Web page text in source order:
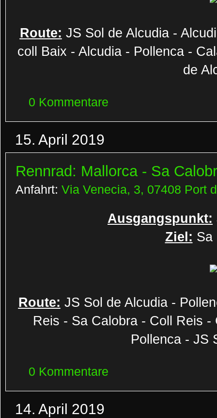
Route: JS Sol de Alcudia -
coll Baix - Alcudia - Pollenca -
de
0 Kommentare
15. April 2019
Rennrad: Mallorca - Sa
Anfahrt: Via Venecia, 3, 07408 Port
Ausgangspunkt:
Ziel: Sa
Route: JS Sol de Alcudia -
Reis - Sa Calobra - Coll Reis
Pollenca - JS
0 Kommentare
14. April 2019